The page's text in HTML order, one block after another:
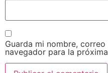
Guarda mi nombre,
navegador para la